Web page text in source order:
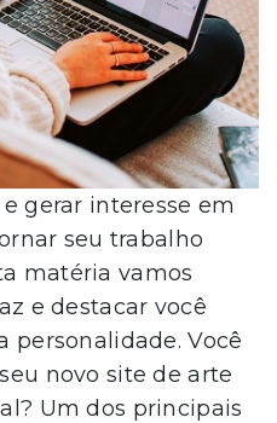
gerar interesse em
seu trabalho
matéria vamos
e destacar você
personalidade. Você
novo site de arte
Um dos principais